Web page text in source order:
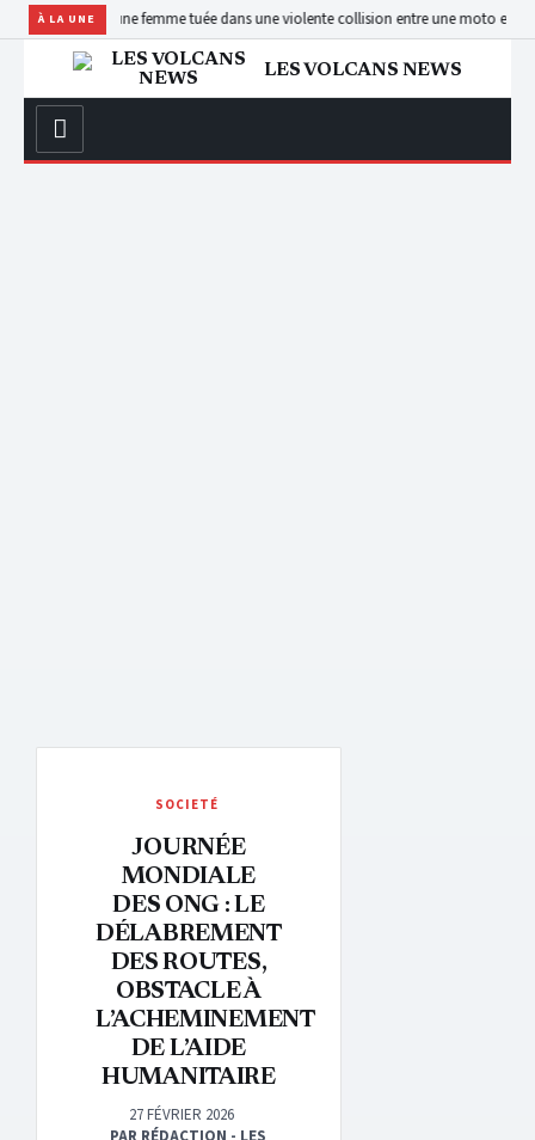
À LA UNE
Masisi: une femme tuée dans une violente collision entre une moto et un
LES VOLCANS NEWS
SOCIETÉ
JOURNÉE
MONDIALE
DES ONG : LE
DÉLABREMENT
DES ROUTES,
OBSTACLE À
L’ACHEMINEMENT
DE L’AIDE
HUMANITAIRE
27 FÉVRIER 2026